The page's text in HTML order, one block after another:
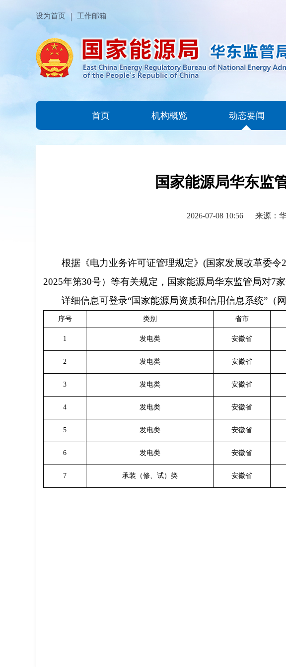
设为首页 工作邮箱
首页 机构概览 动态要闻
国家能源局华东监
2026-07-08 10:56 来源：
根据《电力业务许可证管理规定》(国家发展改革委
2025年第30号）等有关规定，国家能源局华东监管局对7
详细信息可登录“国家能源局资质和信用信息系统”（网
序号 类别 省市
1 发电类 安徽省
2 发电类 安徽省
3 发电类 安徽省
4 发电类 安徽省
5 发电类 安徽省
6 发电类 安徽省
7 承装（修、试）类 安徽省